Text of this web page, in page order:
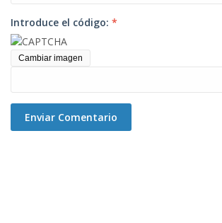
Introduce el código: *
Cambiar imagen
Enviar Comentario